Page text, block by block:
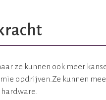
ze kunnen ook meer
opdrijven.Ze kunnen